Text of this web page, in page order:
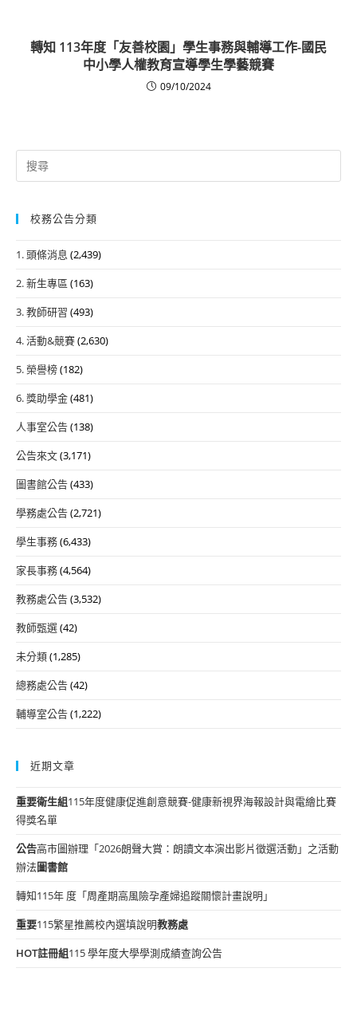
轉知 113年度「友善校園」學生事務與輔導工作-國民
中小學人權教育宣導學生學藝競賽
09/10/2024
Search
for:
校務公告分類
1. 頭條消息 (2,439)
2. 新生專區 (163)
3. 教師研習 (493)
4. 活動&競賽(2,630)
5. 榮譽榜(182)
6. 獎助學金(481)
人事室公告(138)
公告來文(3,171)
圖書館公告(433)
學務處公告(2,721)
學生事務(6,433)
家長事務(4,564)
教務處公告(3,532)
教師甄選(42)
未分類(1,285)
總務處公告(42)
輔導室公告(1,222)
近期文章
重要衛生組115年度健康促進創意競賽-健康新視界海報設計與電繪比賽
得獎名單
公告高市圖辦理「2026朗聲大賞：朗讀文本演出影片徵選活動」之活動
辦法圖書館
轉知115年 度「周產期高風險孕產婦追蹤關懷計畫說明」
重要115繁星推薦校內選填說明教務處
HOT註冊組115 學年度大學學測成績查詢公告